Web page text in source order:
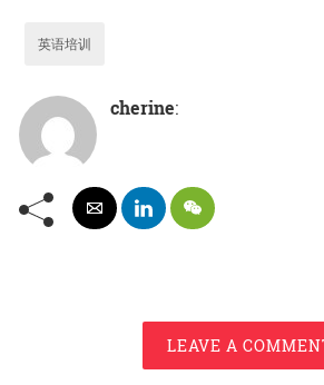
英语培训
cherine:
LEAVE A